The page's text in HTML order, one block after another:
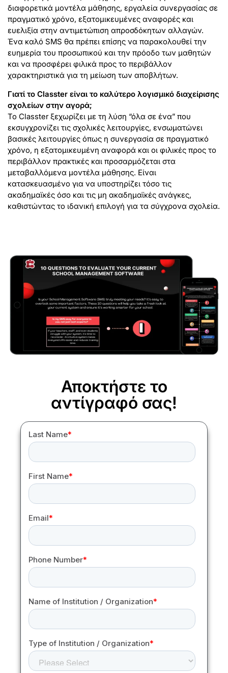
διαφορετικά μοντέλα μάθησης, εργαλεία συνεργασίας σε
πραγματικό χρόνο, εξατομικευμένες αναφορές και
ευελιξία στην αντιμετώπιση απροσδόκητων αλλαγών.
Ένα καλό SMS θα πρέπει επίσης να παρακολουθεί την
ευημερία του προσωπικού και την πρόοδο των μαθητών
και να προσφέρει φιλικά προς το περιβάλλον
χαρακτηριστικά για τη μείωση των αποβλήτων.
Γιατί το Classter είναι το καλύτερο λογισμικό διαχείρισης
σχολείων στην αγορά;
Το Classter ξεχωρίζει με τη λύση “όλα σε ένα” που
εκσυγχρονίζει τις σχολικές λειτουργίες, ενσωματώνει
βασικές λειτουργίες όπως η συνεργασία σε πραγματικό
χρόνο, η εξατομικευμένη αναφορά και οι φιλικές προς το
περιβάλλον πρακτικές και προσαρμόζεται στα
μεταβαλλόμενα μοντέλα μάθησης. Είναι
κατασκευασμένο για να υποστηρίζει τόσο τις
ακαδημαϊκές όσο και τις μη ακαδημαϊκές ανάγκες,
καθιστώντας το ιδανική επιλογή για τα σύγχρονα σχολεία.
Αποκτήστε το
αντίγραφό σας!